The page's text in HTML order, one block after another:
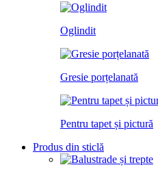
Oglindit
Gresie porțelanată
Pentru tapet și pictură
Produs din sticlă